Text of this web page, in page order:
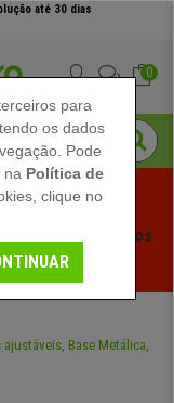
até 30 dias
0
Descontos
Promoção
para
os dados
Pode
na Política de
clique no